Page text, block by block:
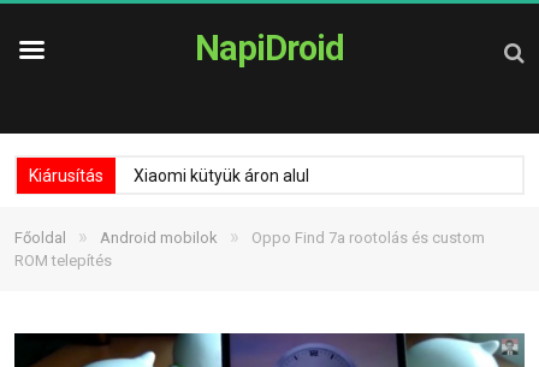
NapiDroid
Kiárusítás Xiaomi kütyük áron alul
Főoldal » Android mobilok »
Oppo Find 7a rootolás és custom
ROM telepítés